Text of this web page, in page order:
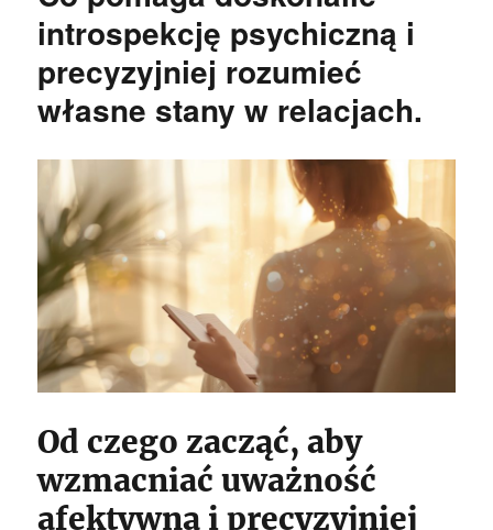
introspekcję psychiczną i
precyzyjniej rozumieć
własne stany w relacjach.
Od czego zacząć, aby
wzmacniać uważność
afektywną i precyzyjniej